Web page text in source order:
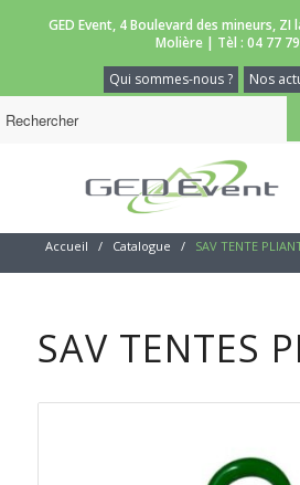
GED Event, 4 Boulevard des mineurs, ZI
Molière | Tèl :04 77
Nos
Qui sommes-nous ?
Accueil / Catalogue / SAV TENTE
SAV TENTES